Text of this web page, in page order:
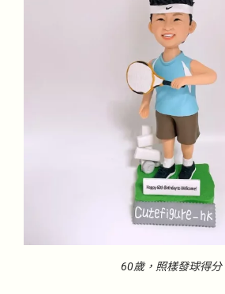
60歲，照樣發球得分